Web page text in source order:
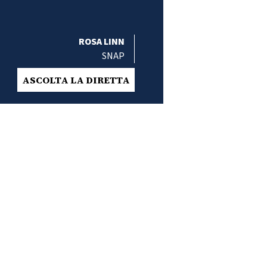
ROSA LINN
SNAP
ASCOLTA LA DIRETTA